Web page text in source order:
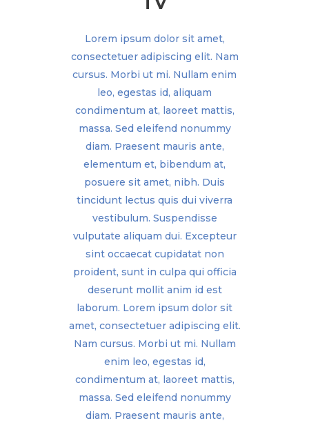
Lorem ipsum dolor sit amet,
consectetuer adipiscing elit. Nam
cursus. Morbi ut mi. Nullam enim
leo, egestas id, aliquam
condimentum at, laoreet mattis,
massa. Sed eleifend nonummy
diam. Praesent mauris ante,
elementum et, bibendum at,
posuere sit amet, nibh. Duis
tincidunt lectus quis dui viverra
vestibulum. Suspendisse
vulputate aliquam dui. Excepteur
sint occaecat cupidatat non
proident, sunt in culpa qui officia
deserunt mollit anim id est
laborum. Lorem ipsum dolor sit
amet, consectetuer adipiscing elit.
Nam cursus. Morbi ut mi. Nullam
enim leo, egestas id,
condimentum at, laoreet mattis,
massa. Sed eleifend nonummy
diam. Praesent mauris ante,